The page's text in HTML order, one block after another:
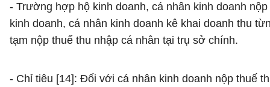
- Trường hợp hộ kinh doanh, cá nhân kinh doanh
kinh doanh, cá nhân kinh doanh kê khai doanh thu
tạm nộp thuế thu nhập cá nhân tại trụ sở chính.
- Chỉ tiêu [14]: Đối với cá nhân kinh doanh nộp thuế